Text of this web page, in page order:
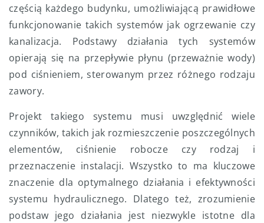
częścią każdego budynku, umożliwiającą prawidłowe
funkcjonowanie takich systemów jak ogrzewanie czy
kanalizacja. Podstawy działania tych systemów
opierają się na przepływie płynu (przeważnie wody)
pod ciśnieniem, sterowanym przez różnego rodzaju
zawory.
Projekt takiego systemu musi uwzględnić wiele
czynników, takich jak rozmieszczenie poszczególnych
elementów, ciśnienie robocze czy rodzaj i
przeznaczenie instalacji. Wszystko to ma kluczowe
znaczenie dla optymalnego działania i efektywności
systemu hydraulicznego. Dlatego też, zrozumienie
podstaw jego działania jest niezwykle istotne dla